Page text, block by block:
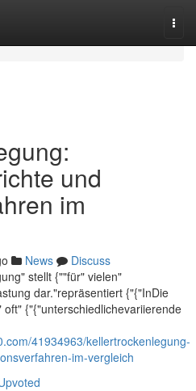
und
im
News
Discuss
stellt {""für" vielen"
dar."repräsentiert {"{"InDie
{"{"unterschiedlichevariierende
41934963/kellertrockenlegung-
im-vergleich